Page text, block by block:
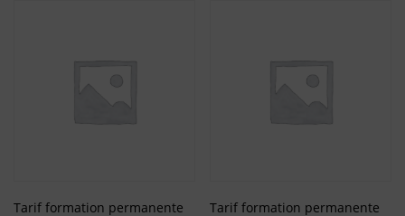
Tarif formation permanente
Tarif formation permanente